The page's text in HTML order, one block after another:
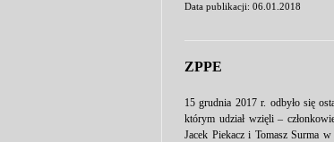
Data publikacji: 06.01.2018
ZPPE
15 grudnia 2017 r. odbyło się
którym udział wzięli –
Jacek Piekacz i Tomasz Surma